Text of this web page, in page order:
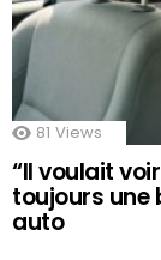
81 Views
“Il voulait
toujours une
auto